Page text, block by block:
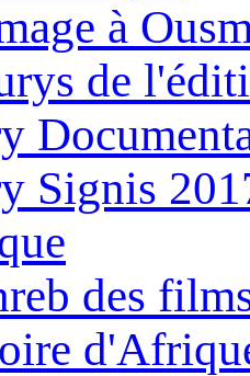
à
de
Signis
des